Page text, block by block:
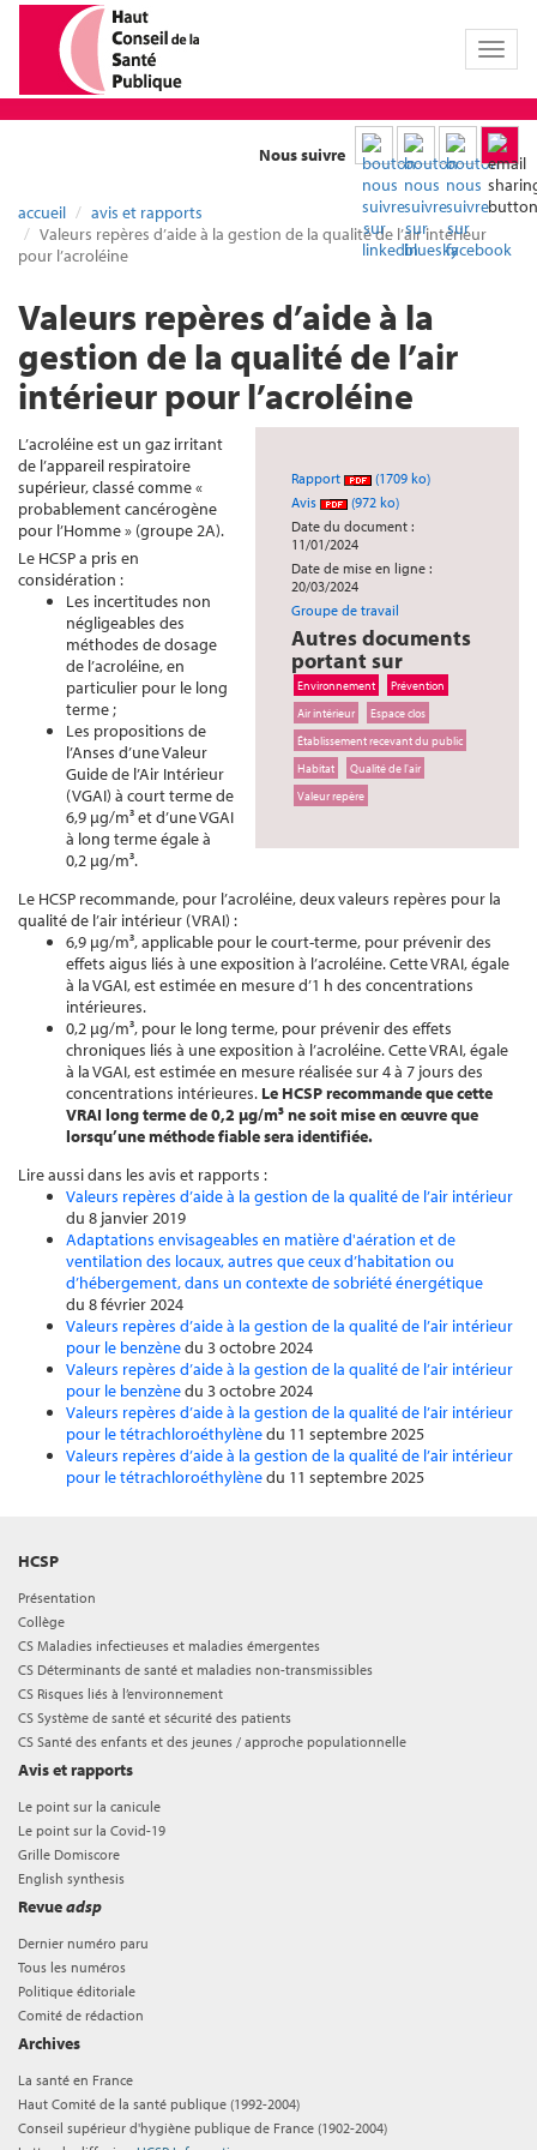
Toggle
Nous suivre
accueil
avis et rapports
Valeurs repères d’aide à la gestion de la qualité de l’air intérieur
pour l’acroléine
Valeurs repères d’aide à la
gestion de la qualité de l’air
intérieur pour l’acroléine
Rapport
(1709 ko)
Avis
(972 ko)
Date du document :
11/01/2024
Date de mise en ligne :
20/03/2024
Groupe de travail
Autres documents
portant sur
Environnement
Prévention
Air intérieur
Espace clos
Établissement recevant du public
Habitat
Qualité de l'air
Valeur repère
L’acroléine est un gaz irritant
de l’appareil respiratoire
supérieur, classé comme «
probablement cancérogène
pour l’Homme » (groupe 2A).
Le HCSP a pris en
considération :
Les incertitudes non
négligeables des
méthodes de dosage
de l’acroléine, en
particulier pour le long
terme ;
Les propositions de
l’Anses d’une Valeur
Guide de l’Air Intérieur
(VGAI) à court terme de
6,9 µg/m³ et d’une VGAI
à long terme égale à
0,2 µg/m³.
Le HCSP recommande, pour l’acroléine, deux valeurs repères pour la
qualité de l’air intérieur (VRAI) :
6,9 µg/m³, applicable pour le court-terme, pour prévenir des
effets aigus liés à une exposition à l’acroléine. Cette VRAI, égale
à la VGAI, est estimée en mesure d’1 h des concentrations
intérieures.
0,2 µg/m³, pour le long terme, pour prévenir des effets
chroniques liés à une exposition à l’acroléine. Cette VRAI, égale
à la VGAI, est estimée en mesure réalisée sur 4 à 7 jours des
concentrations intérieures. Le HCSP recommande que cette
VRAI long terme de 0,2 µg/m³ ne soit mise en œuvre que
lorsqu’une méthode fiable sera identifiée.
Lire aussi dans les avis et rapports :
Valeurs repères d’aide à la gestion de la qualité de l’air intérieur
du 8 janvier 2019
Adaptations envisageables en matière d'aération et de
ventilation des locaux, autres que ceux d’habitation ou
d’hébergement, dans un contexte de sobriété énergétique
du 8 février 2024
Valeurs repères d’aide à la gestion de la qualité de l’air intérieur
pour le benzènedu 3 octobre 2024
Valeurs repères d’aide à la gestion de la qualité de l’air intérieur
pour le benzènedu 3 octobre 2024
Valeurs repères d’aide à la gestion de la qualité de l’air intérieur
pour le tétrachloroéthylènedu 11 septembre 2025
Valeurs repères d’aide à la gestion de la qualité de l’air intérieur
pour le tétrachloroéthylènedu 11 septembre 2025
HCSP
Présentation
Collège
CS Maladies infectieuses et maladies émergentes
CS Déterminants de santé et maladies non-transmissibles
CS Risques liés à l’environnement
CS Système de santé et sécurité des patients
CS Santé des enfants et des jeunes / approche populationnelle
Avis et rapports
Le point sur la canicule
Le point sur la Covid-19
Grille Domiscore
English synthesis
Revueadsp
Dernier numéro paru
Tous les numéros
Politique éditoriale
Comité de rédaction
Archives
La santé en France
Haut Comité de la santé publique (1992-2004)
Conseil supérieur d'hygiène publique de France (1902-2004)